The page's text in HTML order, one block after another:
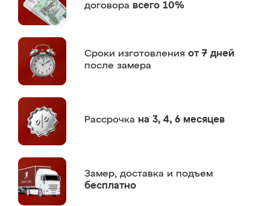
договора всего 10%
Сроки изготовления от 7 дней
после замера
Рассрочка на 3, 4, 6 месяцев
Замер, доставка и подъем
бесплатно